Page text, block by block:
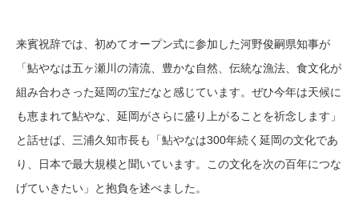
来賓祝辞では、初めてオープン式に参加した河野俊嗣県知事が
「鮎やなは五ヶ瀬川の清流、豊かな自然、伝統な漁法、食文化が
組み合わさった延岡の宝だなと感じています。ぜひ今年は天候に
も恵まれて鮎やな、延岡がさらに盛り上がることを祈念します」
と話せば、三浦久知市長も「鮎やなは300年続く延岡の文化であ
り、日本で最大規模と聞いています。この文化を次の百年につな
げていきたい」と抱負を述べました。